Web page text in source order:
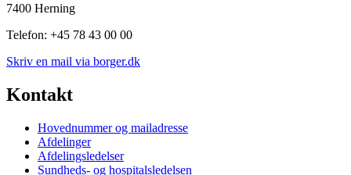
7400 Herning
Telefon: +45 78 43 00 00
Skriv en mail via borger.dk
Kontakt
Hovednummer og mailadresse
Afdelinger
Afdelingsledelser
Sundheds- og hospitalsledelsen